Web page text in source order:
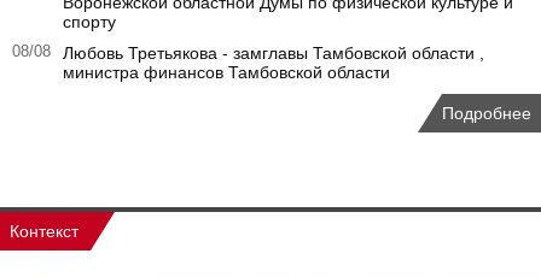
спорту
08/08
Любовь Третьякова - замглавы Тамбовской области ,
министра финансов Тамбовской области
Подробнее
Контекст